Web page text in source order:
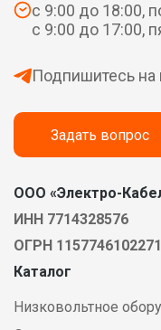
с 9:00 до 18:00,
с 9:00 до 17:00,
Подпишитесь на
Задать вопрос
ООО «Электро-
ИНН 7714328576
ОГРН 1157746102271
Каталог
Низковольтное